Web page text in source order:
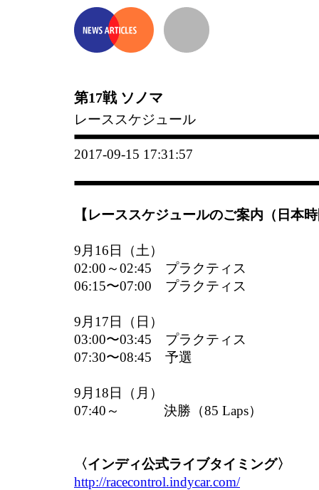
第17戦 ソノマ
レーススケジュール
2017-09-15 17:31:57
【レーススケジュールのご案内（日本
9月16日（土）
02:00～02:45 プラクティス
06:15〜07:00 プラクティス
9月17日（日）
03:00〜03:45 プラクティス
07:30〜08:45 予選
9月18日（月）
07:40～ 決勝（85 Laps）
〈インディ公式ライブタイミング〉
http://racecontrol.indycar.com/